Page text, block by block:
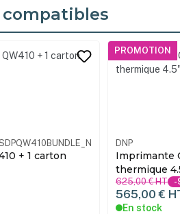
DSDPQW410BUNDLE
à sublimation
PROMOTION
DNP
Imprimante
Papier 10x15
869,00 €HT -
798,61 €
Rupture